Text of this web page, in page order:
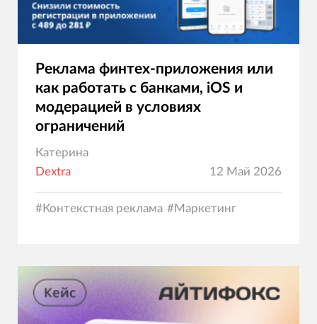
Реклама финтех-приложения или
как работать с банками, iOS и
модерацией в условиях
ограничений
Катерина
Dextra
12 Май 2026
#Контекстная реклама #Маркетинг